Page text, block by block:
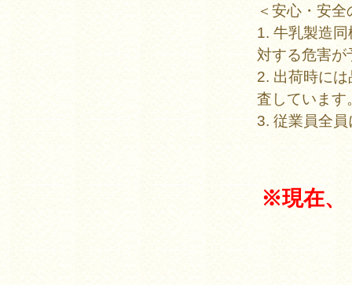
＜安心・安
1. 牛乳製造
対する危害が
2. 出荷時に
査しています
3. 従業員全
※現在、